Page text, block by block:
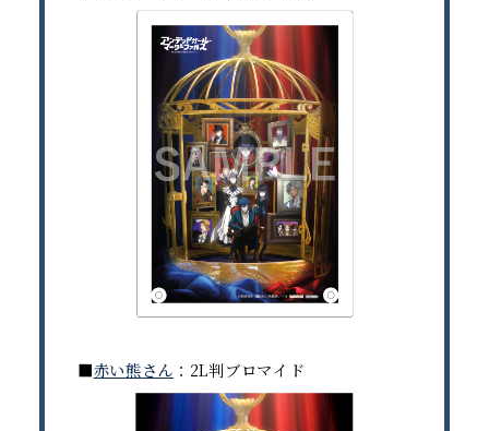
■赤い熊さん ：2L判ブロマイド